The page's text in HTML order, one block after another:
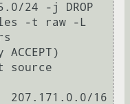
24 -j DROP
-t raw -L
16